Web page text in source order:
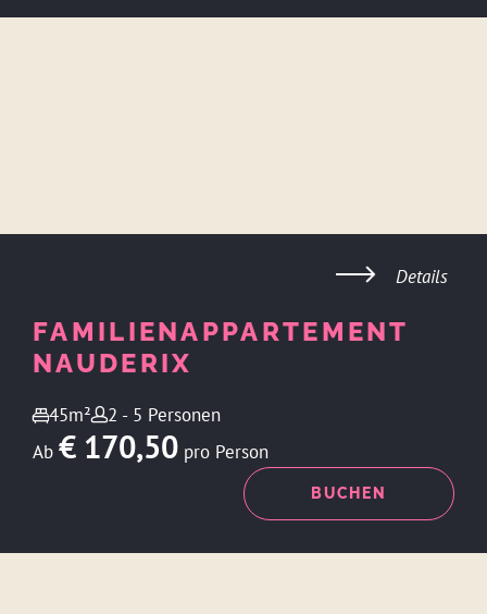
FAMILIENAPPARTEMENT
NAUDERIX
45m²
2 - 5 Personen
Ab € 170,50 pro Person
BUCHEN
Details